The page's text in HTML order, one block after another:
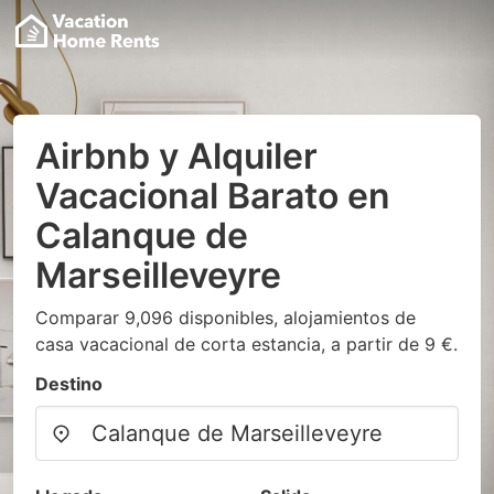
Airbnb y Alquiler
Vacacional Barato en
Calanque de
Marseilleveyre
Comparar 9,096 disponibles, alojamientos de
casa vacacional de corta estancia, a partir de 9 €.
Destino